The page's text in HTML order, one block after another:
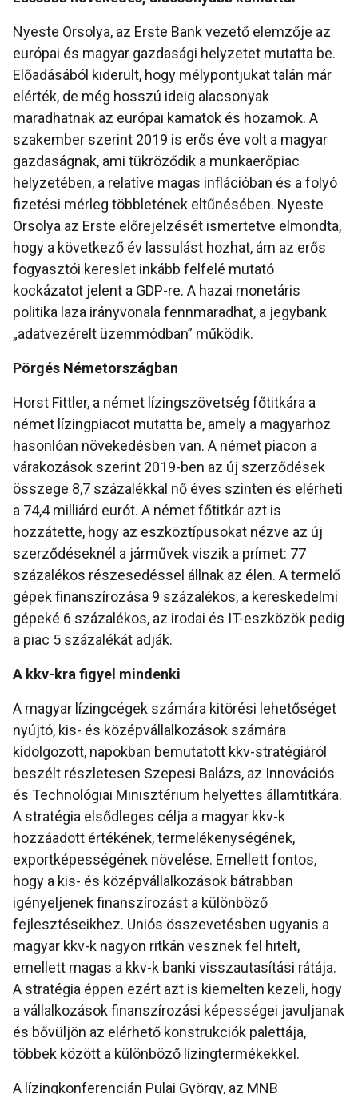
Nyeste Orsolya, az Erste Bank vezető elemzője az
európai és magyar gazdasági helyzetet mutatta be.
Előadásából kiderült, hogy mélypontjukat talán már
elérték, de még hosszú ideig alacsonyak
maradhatnak az európai kamatok és hozamok. A
szakember szerint 2019 is erős éve volt a magyar
gazdaságnak, ami tükröződik a munkaerőpiac
helyzetében, a relatíve magas inflációban és a folyó
fizetési mérleg többletének eltűnésében. Nyeste
Orsolya az Erste előrejelzését ismertetve elmondta,
hogy a következő év lassulást hozhat, ám az erős
fogyasztói kereslet inkább felfelé mutató
kockázatot jelent a GDP-re. A hazai monetáris
politika laza irányvonala fennmaradhat, a jegybank
„adatvezérelt üzemmódban” működik.
Pörgés Németországban
Horst Fittler, a német lízingszövetség főtitkára a
német lízingpiacot mutatta be, amely a magyarhoz
hasonlóan növekedésben van. A német piacon a
várakozások szerint 2019-ben az új szerződések
összege 8,7 százalékkal nő éves szinten és elérheti
a 74,4 milliárd eurót. A német főtitkár azt is
hozzátette, hogy az eszköztípusokat nézve az új
szerződéseknél a járművek viszik a prímet: 77
százalékos részesedéssel állnak az élen. A termelő
gépek finanszírozása 9 százalékos, a kereskedelmi
gépeké 6 százalékos, az irodai és IT-eszközök pedig
a piac 5 százalékát adják.
A kkv-kra figyel mindenki
A magyar lízingcégek számára kitörési lehetőséget
nyújtó, kis- és középvállalkozások számára
kidolgozott, napokban bemutatott kkv-stratégiáról
beszélt részletesen Szepesi Balázs, az Innovációs
és Technológiai Minisztérium helyettes államtitkára.
A stratégia elsődleges célja a magyar kkv-k
hozzáadott értékének, termelékenységének,
exportképességének növelése. Emellett fontos,
hogy a kis- és középvállalkozások bátrabban
igényeljenek finanszírozást a különböző
fejlesztéseikhez. Uniós összevetésben ugyanis a
magyar kkv-k nagyon ritkán vesznek fel hitelt,
emellett magas a kkv-k banki visszautasítási rátája.
A stratégia éppen ezért azt is kiemelten kezeli, hogy
a vállalkozások finanszírozási képességei javuljanak
és bővüljön az elérhető konstrukciók palettája,
többek között a különböző lízingtermékekkel.
A lízingkonferencián Pulai György, az MNB